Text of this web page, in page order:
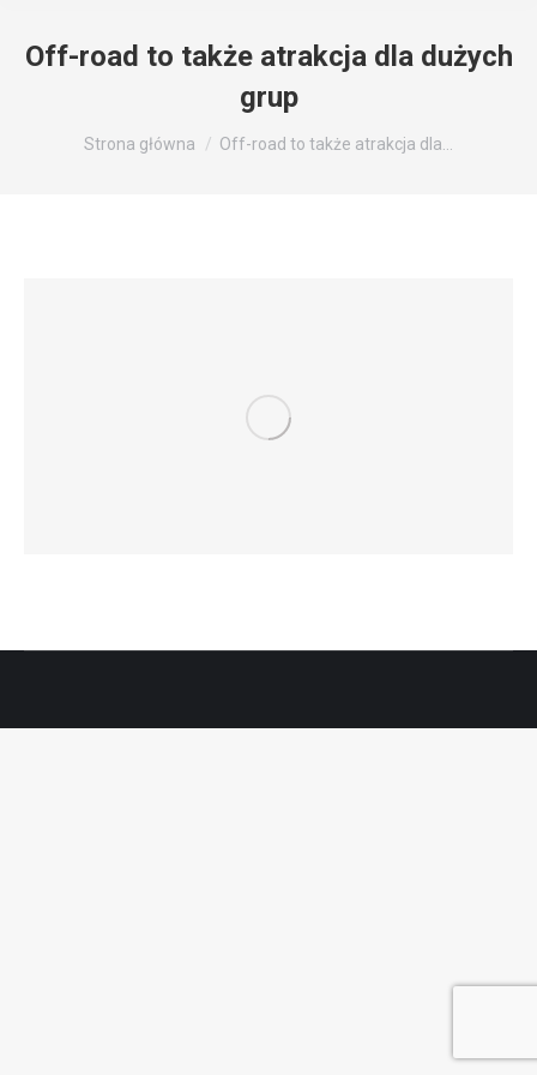
Off-road to także atrakcja dla dużych
grup
Jesteś tutaj:
Strona główna Off-road to także atrakcja dla…